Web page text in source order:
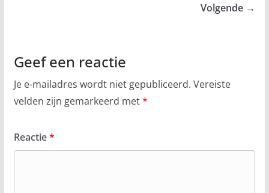
Volgende →
Geef een reactie
Je e-mailadres wordt niet gepubliceerd. Vereiste
velden zijn gemarkeerd met*
Reactie*